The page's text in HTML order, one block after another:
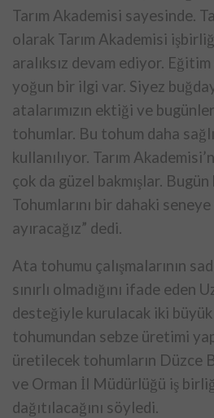
Tarım Akademisi sayesinde.
olarak Tarım Akademisi
aralıksız devam ediyor. Eğitim
yoğun bir ilgi var. Siyez
atalarımızın ektiği ve
tohumlar. Bu tohum daha
kullanılıyor. Tarım
çok da güzel bakmışlar.
Tohumlarını bir dahaki
ayıracağız” dedi.
Ata tohumu çalışmalarının
sınırlı olmadığını ifade eden
desteğiyle kurulacak iki
tohumundan sebze üretimi
üretilecek tohumların Düzce
ve Orman İl Müdürlüğü iş
dağıtılacağını söyledi.